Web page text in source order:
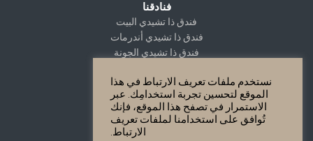
فنادقنا
فندق ذا تشيدي البيت
فندق ذا تشيدي أندرمات
فندق ذا تشيدي الجونة
فندق ذا تشيدي مسقط
فندق ذا تشيدي لوستيكا باي
نستخدم ملفات تعريف الارتباط في هذا
الموقع لتحسين تجربة استخدامِك. عبر
الاستمرار في تصفح هذا الموقع، فإنك
تُوافق على استخدامنا لملفات تعريف
الارتباط.